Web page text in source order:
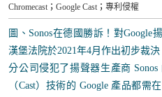
Chromecast ；Google Cast ；專利侵權
圖、Sonos在德國勝訴！對
漢堡法院於2021年4月作出初步裁
分公司侵犯了揚聲器生產商
（Cast）技術的 Google 產品都需